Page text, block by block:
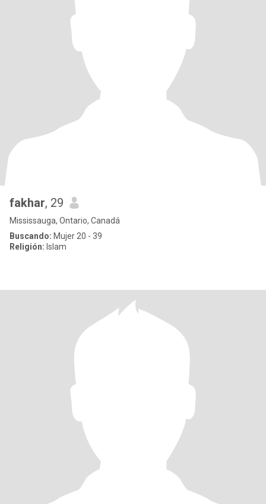
fakhar, 29
Mississauga, Ontario, Canadá
Buscando: Mujer 20 - 39
Religión: Islam